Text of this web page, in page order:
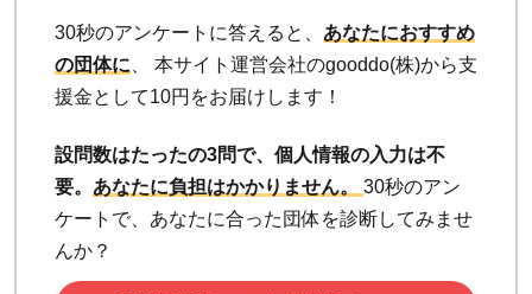
30秒のアンケートに答えると、 あなたにおすすめ
の団体に 、 本サイト運営会社のgooddo(株)から支
援金として10円をお届けします！
設問数はたったの3問で、個人情報の入力は不
要。 あなたに負担はかかりません。 30秒のアン
ケートで、あなたに合った団体を診断してみませ
んか？